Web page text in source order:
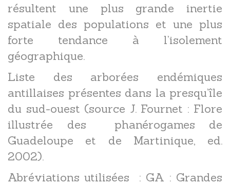
résultent une plus grande inertie
spatiale des populations et une plus
forte tendance à l’isolement
géographique.
Liste des arborées endémiques
antillaises présentes dans la presqu’île
du sud-ouest (source J. Fournet : Flore
illustrée des phanérogames de
Guadeloupe et de Martinique, ed.
2002).
Abréviations utilisées : GA : Grandes